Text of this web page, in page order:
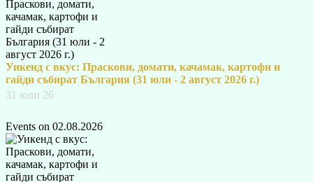
Уикенд с вкус: Праскови, домати, качамак, картофи и
гайди събират България (31 юли - 2 август 2026 г.)
31 юли 26
Events on 02.08.2026